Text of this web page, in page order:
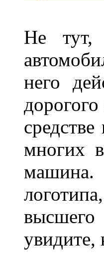
Не тут,
него
многих
машина.